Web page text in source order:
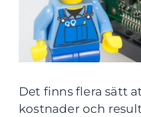
Det finns flera sätt
kostnader och